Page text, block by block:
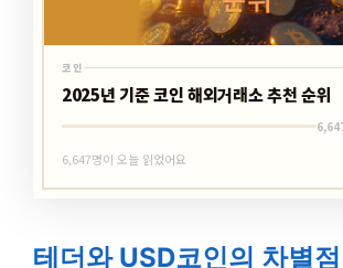
코인
2025년 기준 코인 해외거래소 추천 순위
6,647명이 오늘 읽었어요
테더와 USD코인의 차별